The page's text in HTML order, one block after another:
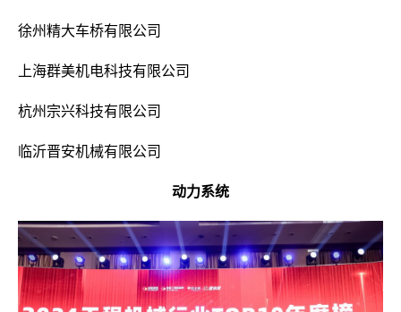
徐州精大车桥有限公司
上海群美机电科技有限公司
杭州宗兴科技有限公司
临沂晋安机械有限公司
动力系统